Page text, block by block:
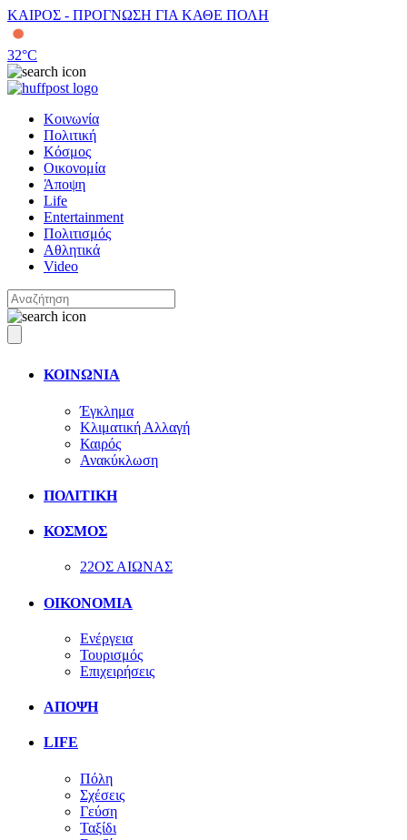
ΚΑΙΡΟΣ - ΠΡΟΓΝΩΣΗ ΓΙΑ ΚΑΘΕ ΠΟΛΗ
32°C
Κοινωνία
Πολιτική
Κόσμος
Οικονομία
Άποψη
Life
Entertainment
Πολιτισμός
Αθλητικά
Video
ΚΟΙΝΩΝΙΑ
Έγκλημα
Κλιματική Αλλαγή
Καιρός
Ανακύκλωση
ΠΟΛΙΤΙΚΗ
ΚΟΣΜΟΣ
22ΟΣ ΑΙΩΝΑΣ
ΟΙΚΟΝΟΜΙΑ
Ενέργεια
Τουρισμός
Επιχειρήσεις
ΑΠΟΨΗ
LIFE
Πόλη
Σχέσεις
Γεύση
Ταξίδι